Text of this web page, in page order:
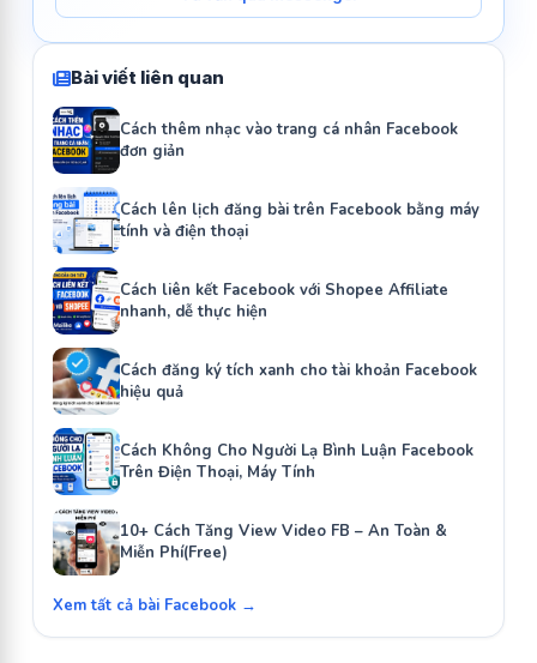
Bài viết liên quan
Cách thêm nhạc vào trang cá nhân Facebook
đơn giản
Cách lên lịch đăng bài trên Facebook bằng máy
tính và điện thoại
Cách liên kết Facebook với Shopee Affiliate
nhanh, dễ thực hiện
Cách đăng ký tích xanh cho tài khoản Facebook
hiệu quả
Cách Không Cho Người Lạ Bình Luận Facebook
Trên Điện Thoại, Máy Tính
10+ Cách Tăng View Video FB – An Toàn &
Miễn Phí(Free)
Xem tất cả bài Facebook →